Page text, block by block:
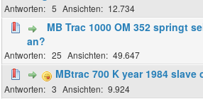
5 12.734
MB Trac 1000 OM 352 springt
an?
25 49.647
MBtrac 700 K year 1984 slave
3 9.924